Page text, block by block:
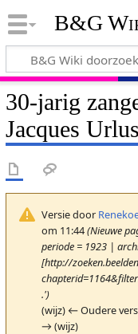
B&G
30-jarig
Jacques Urlus
Versie door
om 11:44(Nieuwe
periode = 1923 |
[http://
.')
(wijz) ← Oudere
→ (wijz)